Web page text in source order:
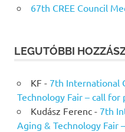
67th CREE Council
LEGUTÓBBI
KF - 7th International
Technology Fair – call for
Kudász Ferenc- 7th
Aging & Technology Fair